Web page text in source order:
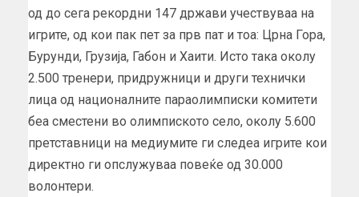
од до сега рекордни 147 држави учествуваа на
игрите, од кои пак пет за прв пат и тоа: Црна Гора,
Бурунди, Грузија, Габон и Хаити. Исто така околу
2.500 тренери, придружници и други технички
лица од националните параолимписки комитети
беа сместени во олимпиското село, околу 5.600
претставници на медиумите ги следеа игрите кои
директно ги опслужуваа повеќе од 30.000
волонтери.